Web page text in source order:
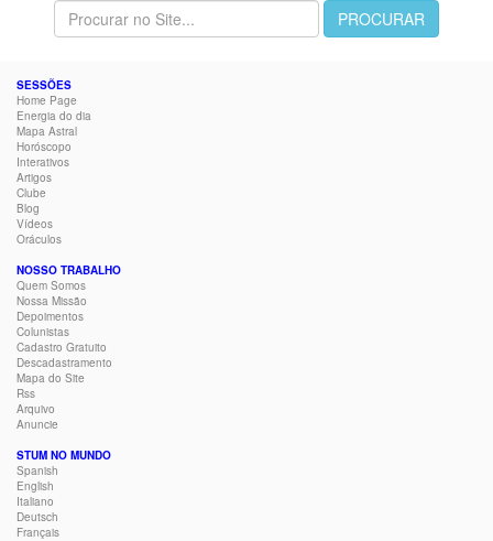
SESSÕES
Home Page
Energia do dia
Mapa Astral
Horóscopo
Interativos
Artigos
Clube
Blog
Vídeos
Oráculos
NOSSO TRABALHO
Quem Somos
Nossa Missão
Depoimentos
Colunistas
Cadastro Gratuito
Descadastramento
Mapa do Site
Rss
Arquivo
Anuncie
STUM NO MUNDO
Spanish
English
Italiano
Deutsch
Français